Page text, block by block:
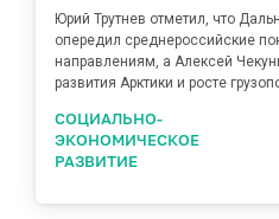
Юрий Трутнев отметил, что
опередил среднероссийские
направлениям, а Алексей
развития Арктики и росте
СОЦИАЛЬНО-
ЭКОНОМИЧЕСКОЕ
РАЗВИТИЕ